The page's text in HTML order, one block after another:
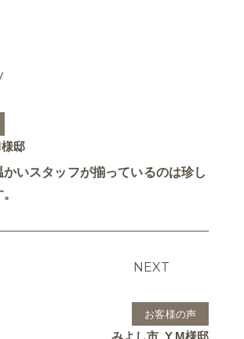
邸
かいスタッフが揃っているのは珍し
NEXT
お客様の声
みよし市 Y.M様邸